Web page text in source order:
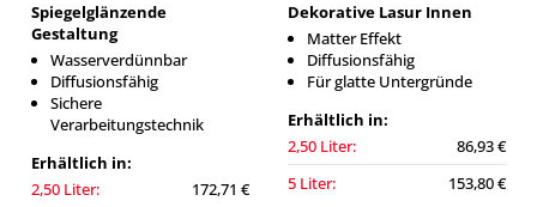
Spiegelglänzende
Gestaltung
Wasserverdünnbar
Diffusionsfähig
Sichere
Verarbeitungstechnik
Erhältlich in:
2,50 Liter:
172,71 €
Dekorative Lasur Innen
Matter Effekt
Diffusionsfähig
Für glatte Untergründe
Erhältlich in:
2,50 Liter:
86,93 €
5 Liter:
153,80 €